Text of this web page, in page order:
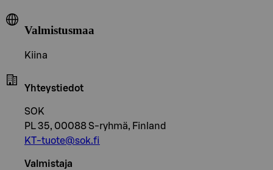
Valmistusmaa
Kiina
Yhteystiedot
SOK
PL 35, 00088 S-ryhmä, Finland
KT-tuote@sok.fi
Valmistaja